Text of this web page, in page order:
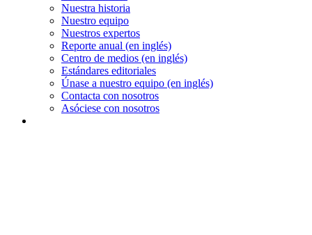
Nuestra historia
Nuestro equipo
Nuestros expertos
Reporte anual (en inglés)
Centro de medios (en inglés)
Estándares editoriales
Únase a nuestro equipo (en inglés)
Contacta con nosotros
Asóciese con nosotros